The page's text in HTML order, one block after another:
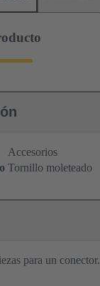
Accesorios
Tornillo moleteado
para un conector.